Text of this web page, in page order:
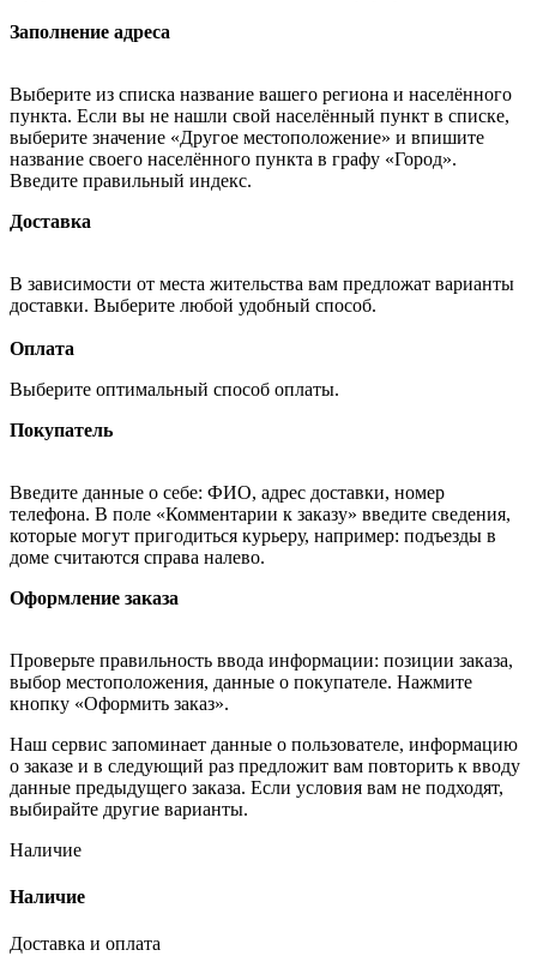
Заполнение адреса
Выберите из списка название вашего региона и населённого
пункта. Если вы не нашли свой населённый пункт в списке,
выберите значение «Другое местоположение» и впишите
название своего населённого пункта в графу «Город».
Введите правильный индекс.
Доставка
В зависимости от места жительства вам предложат варианты
доставки. Выберите любой удобный способ.
Оплата
Выберите оптимальный способ оплаты.
Покупатель
Введите данные о себе: ФИО, адрес доставки, номер
телефона. В поле «Комментарии к заказу» введите сведения,
которые могут пригодиться курьеру, например: подъезды в
доме считаются справа налево.
Оформление заказа
Проверьте правильность ввода информации: позиции заказа,
выбор местоположения, данные о покупателе. Нажмите
кнопку «Оформить заказ».
Наш сервис запоминает данные о пользователе, информацию
о заказе и в следующий раз предложит вам повторить к вводу
данные предыдущего заказа. Если условия вам не подходят,
выбирайте другие варианты.
Наличие
Наличие
Доставка и оплата